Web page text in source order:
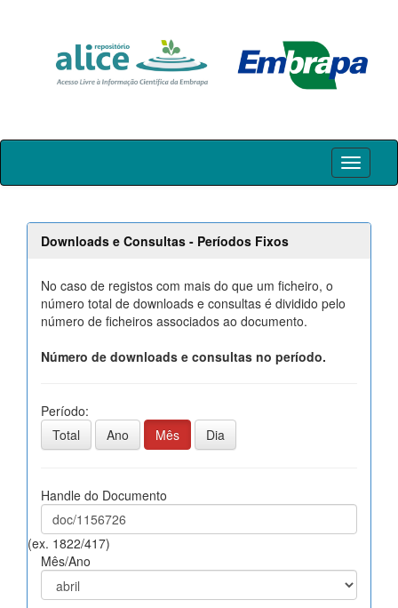
Skip
Downloads e Consultas - Períodos Fixos
No caso de registos com mais do que um ficheiro, o
número total de downloads e consultas é dividido pelo
número de ficheiros associados ao documento.
Número de downloads e consultas no período.
Período:
Total
Ano Mês Dia
Handle do Documento
(ex. 1822/417)
Mês/Ano